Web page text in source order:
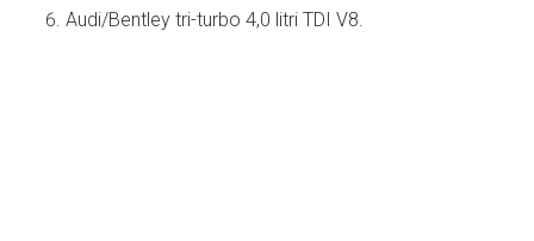
Audi/Bentley tri-turbo 4,0 litri TDI V8.